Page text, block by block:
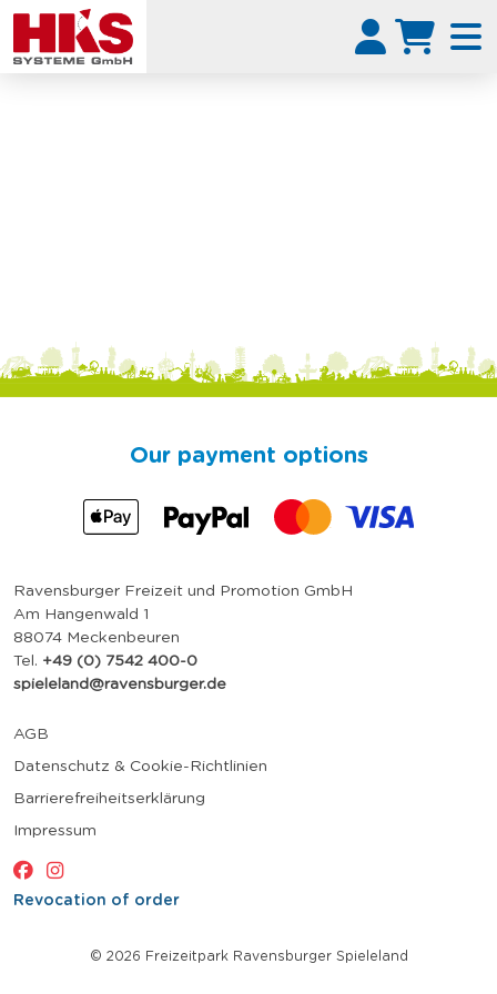
Ravensburger Freizeit und Promotion GmbH
Am Hangenwald 1
88074 Meckenbeuren
Tel. +49 (0) 7542 400-0
spieleland@ravensburger.de
Our payment options
AGB
Datenschutz & Cookie-Richtlinien
Barrierefreiheitserklärung
Impressum
Revocation of order
© 2026 Freizeitpark Ravensburger Spieleland